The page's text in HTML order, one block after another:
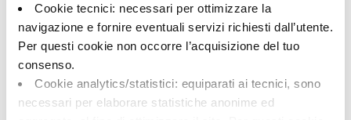
Cookie tecnici: necessari per ottimizzare la
navigazione e fornire eventuali servizi richiesti dall’utente.
Per questi cookie non occorre l’acquisizione del tuo
consenso.
Cookie analytics/statistici: equiparati ai tecnici, sono
necessari per elaborare statistiche anonime ed
Camargue
Tipologia:
Fondo
Formato:
naturale
Aspetto superficiale:
opaco
Stonalizzazione: